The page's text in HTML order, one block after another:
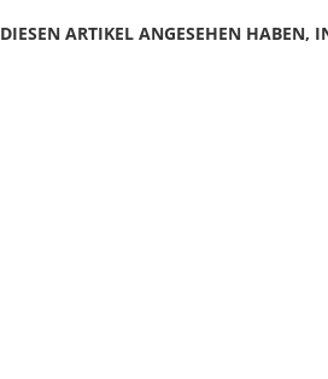
ARTIKEL ANGESEHEN HABEN,